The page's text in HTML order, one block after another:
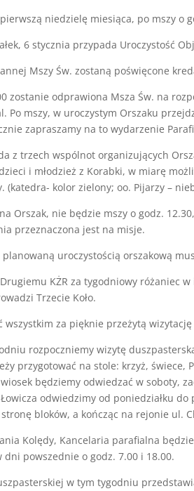
pierwszą niedzielę miesiąca, po mszy o
6 stycznia przypada Uroczystość
Mszy Św. zostaną poświęcone
zostanie odprawiona Msza Św. na
Po mszy, w uroczystym Orszaku
zapraszamy na to wydarzenie
z trzech wspólnot organizujących
i młodzież z Korabki, w miarę
(katedra- kolor zielony; oo. Pijarzy –
Orszak, nie będzie mszy o godz.
przeznaczona jest na misje.
planowaną uroczystością orszakową
Drugiemu KŻR za tygodniowy różaniec
Trzecie Koło.
wszystkim za pięknie przeżytą
rozpoczniemy wizytę
przygotować na stole: krzyż, świece,
będziemy odwiedzać w soboty,
odwiedzimy od poniedziałku
bloków, a kończąc na rejonie ul.
Kolędy, Kancelaria parafialna
powszednie o godz. 7.00 i 18.00.
w tym tygodniu